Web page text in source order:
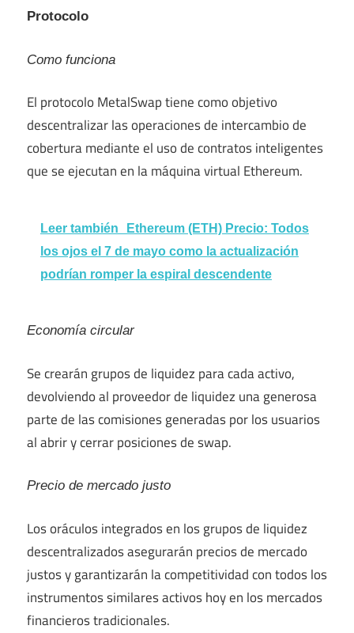
Protocolo
Como funciona
El protocolo MetalSwap tiene como objetivo
descentralizar las operaciones de intercambio de
cobertura mediante el uso de contratos inteligentes
que se ejecutan en la máquina virtual Ethereum.
Leer también
Ethereum (ETH) Precio: Todos
los ojos el 7 de mayo como la actualización
podrían romper la espiral descendente
Economía circular
Se crearán grupos de liquidez para cada activo,
devolviendo al proveedor de liquidez una generosa
parte de las comisiones generadas por los usuarios
al abrir y cerrar posiciones de swap.
Precio de mercado justo
Los oráculos integrados en los grupos de liquidez
descentralizados asegurarán precios de mercado
justos y garantizarán la competitividad con todos los
instrumentos similares activos hoy en los mercados
financieros tradicionales.